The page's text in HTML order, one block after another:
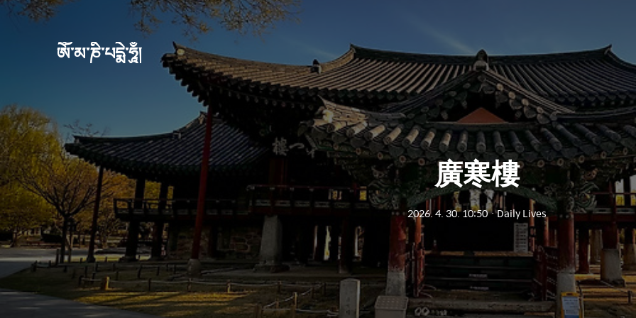
ཨོཾ་མ་ཎི་པདྨེ་ཧཱུྃ།
廣寒樓
2026. 4. 30. 10:50ㆍDaily Lives